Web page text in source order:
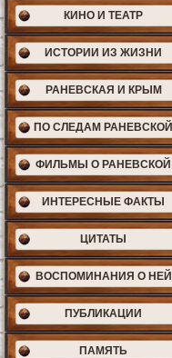
КИНО И ТЕАТР
ИСТОРИИ ИЗ ЖИЗНИ
РАНЕВСКАЯ И КРЫМ
ПО СЛЕДАМ РАНЕВСКОЙ
ФИЛЬМЫ О РАНЕВСКОЙ
ИНТЕРЕСНЫЕ ФАКТЫ
ЦИТАТЫ
ВОСПОМИНАНИЯ О НЕЙ
ПУБЛИКАЦИИ
ПАМЯТЬ